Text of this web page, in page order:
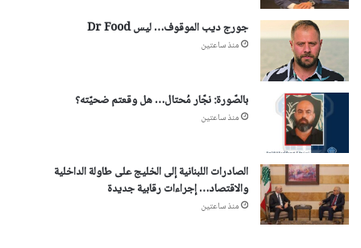
جورج ديب الموقوف… ليس Dr Food
منذ ساعتين
بالصّورة: نجّار مُحتال… هل وقعتم ضحيّته؟
منذ ساعتين
الصادرات اللبنانية إلى الخليج على طاولة الداخلية
والاقتصاد… إجراءات رقابية جديدة
منذ ساعتين